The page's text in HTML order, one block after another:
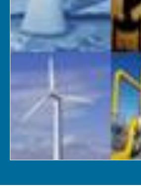
Se connecter
Nous soutenir